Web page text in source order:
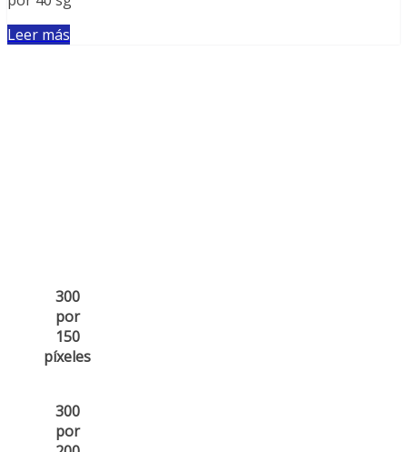
Leer más
300
por
150
píxeles
300
por